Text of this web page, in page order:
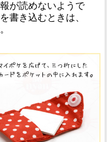
が読めないようで
書き込むときは、